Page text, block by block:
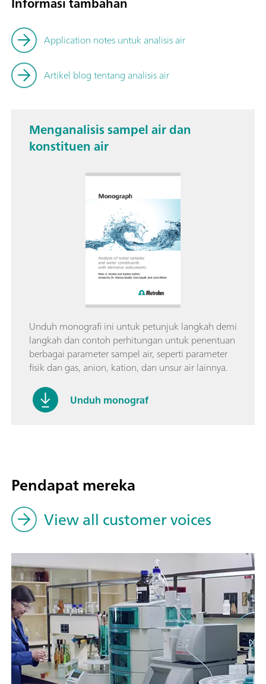
Application notes untuk analisis air
Artikel blog tentang analisis air
Menganalisis sampel air dan
konstituen air
Unduh monografi ini untuk petunjuk langkah demi
langkah dan contoh perhitungan untuk penentuan
berbagai parameter sampel air, seperti parameter
fisik dan gas, anion, kation, dan unsur air lainnya.
Unduh monograf
Pendapat mereka
View all customer voices